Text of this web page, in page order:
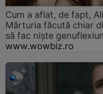
Cum a aflat, de fapt,
Mărturia făcută chiar
să fac niște
www.wowbiz.ro